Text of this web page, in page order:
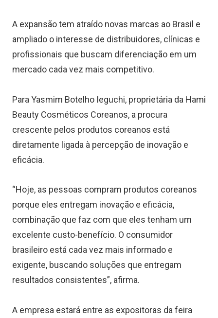
A expansão tem atraído novas marcas ao Brasil e
ampliado o interesse de distribuidores, clínicas e
profissionais que buscam diferenciação em um
mercado cada vez mais competitivo.
Para Yasmim Botelho Ieguchi, proprietária da Hami
Beauty Cosméticos Coreanos, a procura
crescente pelos produtos coreanos está
diretamente ligada à percepção de inovação e
eficácia.
“Hoje, as pessoas compram produtos coreanos
porque eles entregam inovação e eficácia,
combinação que faz com que eles tenham um
excelente custo-benefício. O consumidor
brasileiro está cada vez mais informado e
exigente, buscando soluções que entregam
resultados consistentes”, afirma.
A empresa estará entre as expositoras da feira